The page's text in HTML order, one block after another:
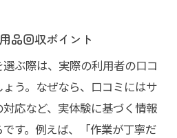
品回収で無駄な出費を防ぐ
品回収サービス活用術
不用品回収活用ポイント
品回収ポイント
ぶ際は、実際の利用者の口コ
う。なぜなら、口コミにはサ
応など、実体験に基づく情報
す。例えば、「作業が丁寧だ